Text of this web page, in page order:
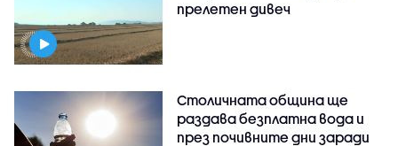
прелетен дивеч
Столичната община ще
раздава безплатна вода и
през почивните дни заради